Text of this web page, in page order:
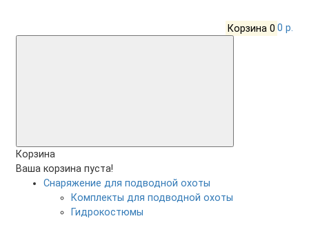
Корзина 0 0 р.
Корзина
Ваша корзина пуста!
Снаряжение для подводной охоты
Комплекты для подводной охоты
Гидрокостюмы